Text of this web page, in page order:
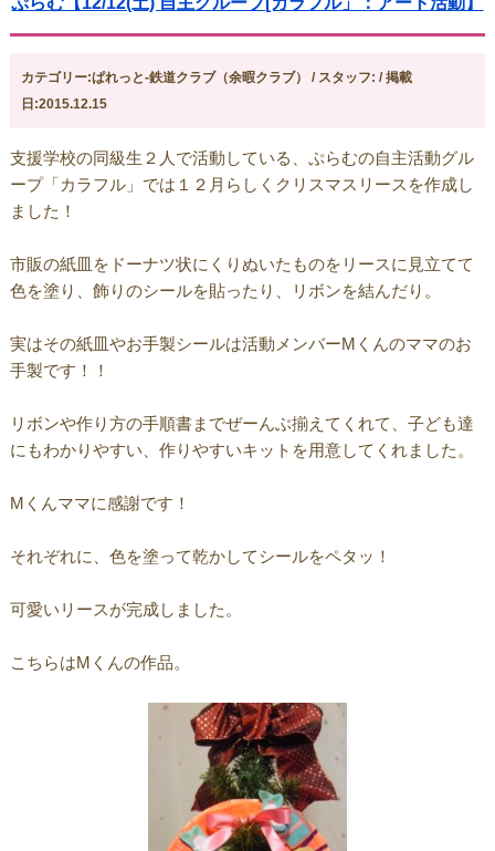
カテゴリー:ぱれっと-鉄道クラブ（余暇クラブ） / スタッフ: / 掲載
日:2015.12.15
支援学校の同級生２人で活動している、ぷらむの自主活動グル
ープ「カラフル」では１２月らしくクリスマスリースを作成し
ました！
市販の紙皿をドーナツ状にくりぬいたものをリースに見立てて
色を塗り、飾りのシールを貼ったり、リボンを結んだり。
実はその紙皿やお手製シールは活動メンバーMくんのママのお
手製です！！
リボンや作り方の手順書までぜーんぶ揃えてくれて、子ども達
にもわかりやすい、作りやすいキットを用意してくれました。
Mくんママに感謝です！
それぞれに、色を塗って乾かしてシールをペタッ！
可愛いリースが完成しました。
こちらはMくんの作品。